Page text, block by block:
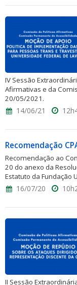
IV Sessão
Afirmativas e da
20/05/2021.
14/06/21
Recomendação
Recomendação ao
20 do anexo da
Estatuto da Fundação
16/07/20
II Sessão